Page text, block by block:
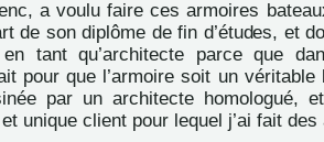
a voulu faire cesarmoires
de son diplôme de fin d’études, et
tant qu’architecte parce que
pour que l’armoire soit un véritable
par un architecte homologué,
unique client pour lequel j’ai fait